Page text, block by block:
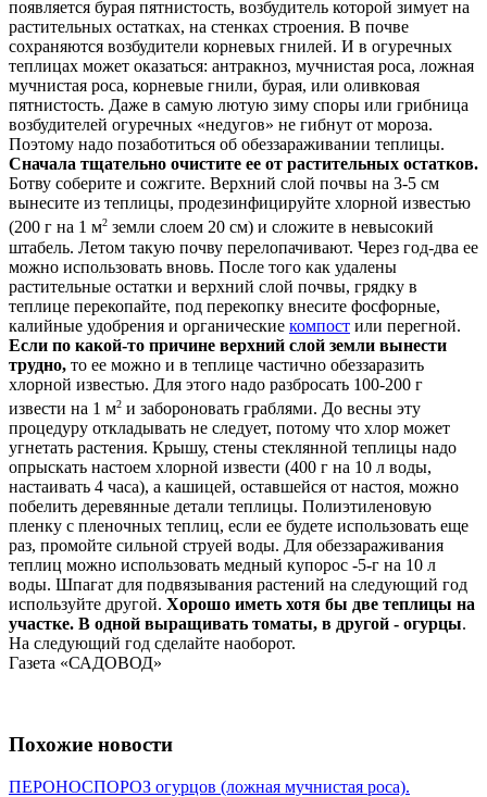
появляется бурая пятнистость, возбудитель которой зимует на
растительных остатках, на стенках строения. В почве
сохраняются возбудители корневых гнилей. И в огуречных
теплицах может оказаться: антракноз, мучнистая роса, ложная
мучнистая роса, корневые гнили, бурая, или оливковая
пятнистость. Даже в самую лютую зиму споры или грибница
возбудителей огуречных «недугов» не гибнут от мороза.
Поэтому надо позаботиться об обеззараживании теплицы.
Сначала тщательно очистите ее от растительных остатков.
Ботву соберите и сожгите. Верхний слой почвы на 3-5 см
вынесите из теплицы, продезинфицируйте хлорной известью
(200 г на 1 м2 земли слоем 20 см) и сложите в невысокий
штабель. Летом такую почву перелопачивают. Через год-два ее
можно использовать вновь. После того как удалены
растительные остатки и верхний слой почвы, грядку в
теплице перекопайте, под перекопку внесите фосфорные,
калийные удобрения и органические компост или перегной.
Если по какой-то причине верхний слой земли вынести
трудно, то ее можно и в теплице частично обеззаразить
хлорной известью. Для этого надо разбросать 100-200 г
извести на 1 м2 и забороновать граблями. До весны эту
процедуру откладывать не следует, потому что хлор может
угнетать растения. Крышу, стены стеклянной теплицы надо
опрыскать настоем хлорной извести (400 г на 10 л воды,
настаивать 4 часа), а кашицей, оставшейся от настоя, можно
побелить деревянные детали теплицы. Полиэтиленовую
пленку с пленочных теплиц, если ее будете использовать еще
раз, промойте сильной струей воды. Для обеззараживания
теплиц можно использовать медный купорос -5-г на 10 л
воды. Шпагат для подвязывания растений на следующий год
используйте другой. Хорошо иметь хотя бы две теплицы на
участке. В одной выращивать томаты, в другой - огурцы.
На следующий год сделайте наоборот.
Газета «САДОВОД»
Похожие новости
ПЕРОНОСПОРОЗ огурцов (ложная мучнистая роса).